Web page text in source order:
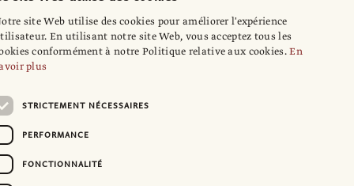
site Web utilise des cookies pour améliorer l'expérience
En utilisant notre site Web, vous acceptez tous les
conformément à notre Politique relative aux cookies.En
plus
STRICTEMENT NÉCESSAIRES
PERFORMANCE
FONCTIONNALITÉ